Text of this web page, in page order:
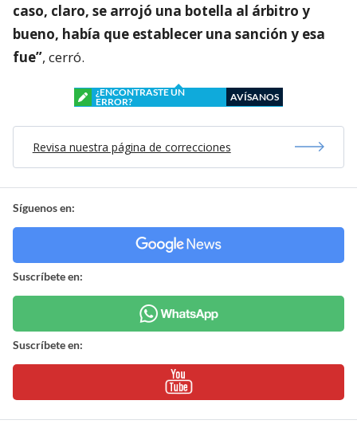
caso, claro, se arrojó una botella al árbitro y
bueno, había que establecer una sanción y esa
fue”, cerró.
¿ENCONTRASTE UN
ERROR?
AVÍSANOS
Revisa nuestra página de correcciones
Síguenos en:
Suscríbete en:
Suscríbete en: